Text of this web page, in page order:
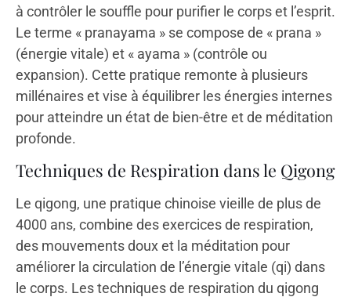
à contrôler le souffle pour purifier le corps et l’esprit.
Le terme « pranayama » se compose de « prana »
(énergie vitale) et « ayama » (contrôle ou
expansion). Cette pratique remonte à plusieurs
millénaires et vise à équilibrer les énergies internes
pour atteindre un état de bien-être et de méditation
profonde.
Techniques de Respiration dans le Qigong
Le qigong, une pratique chinoise vieille de plus de
4000 ans, combine des exercices de respiration,
des mouvements doux et la méditation pour
améliorer la circulation de l’énergie vitale (qi) dans
le corps. Les techniques de respiration du qigong